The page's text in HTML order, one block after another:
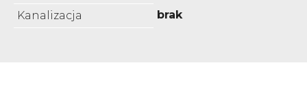
Kanalizacja
brak